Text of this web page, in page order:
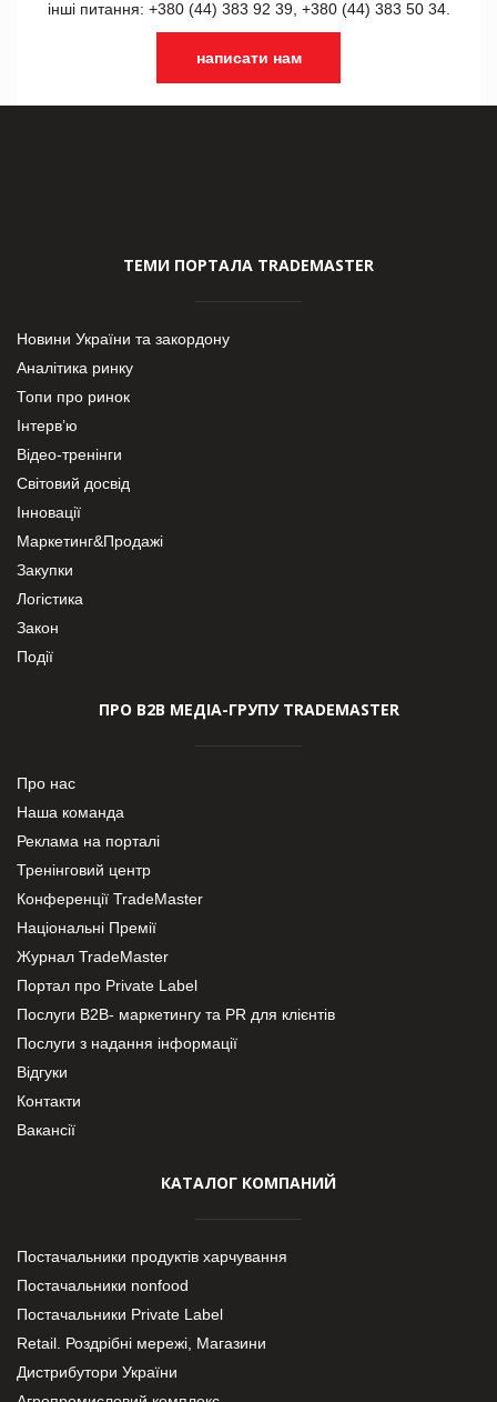
інші питання: +380 (44) 383 92 39, +380 (44) 383 50 34.
написати нам
ТЕМИ ПОРТАЛА TRADEMASTER
Новини України та закордону
Аналітика ринку
Топи про ринок
Інтерв’ю
Відео-тренінги
Світовий досвід
Інновації
Маркетинг&Продажі
Закупки
Логістика
Закон
Події
ПРО В2В МЕДІА-ГРУПУ TRADEMASTER
Про нас
Наша команда
Реклама на порталі
Тренінговий центр
Конференції TradeMaster
Національні Премії
Журнал TradeMaster
Портал про Private Label
Послуги В2В- маркетингу та PR для клієнтів
Послуги з надання інформації
Відгуки
Контакти
Вакансії
КАТАЛОГ КОМПАНИЙ
Постачальники продуктів харчування
Постачальники nonfood
Постачальники Private Label
Retail. Роздрібні мережі, Магазини
Дистрибутори України